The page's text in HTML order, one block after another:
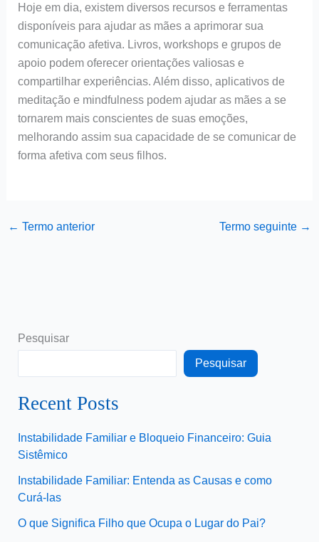
Hoje em dia, existem diversos recursos e ferramentas
disponíveis para ajudar as mães a aprimorar sua
comunicação afetiva. Livros, workshops e grupos de
apoio podem oferecer orientações valiosas e
compartilhar experiências. Além disso, aplicativos de
meditação e mindfulness podem ajudar as mães a se
tornarem mais conscientes de suas emoções,
melhorando assim sua capacidade de se comunicar de
forma afetiva com seus filhos.
← Termo anterior Termo seguinte →
Pesquisar
Pesquisar
Recent Posts
Instabilidade Familiar e Bloqueio Financeiro: Guia
Sistêmico
Instabilidade Familiar: Entenda as Causas e como
Curá-las
O que Significa Filho que Ocupa o Lugar do Pai?